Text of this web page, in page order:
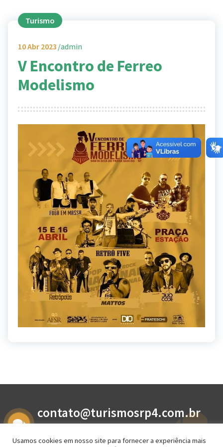
Turismo
10Abr 2023 admin
V Encontro de Ferreo
Modelismo
contato@turismosrp4.com.br
Usamos cookies em nosso site para fornecer a experiência mais